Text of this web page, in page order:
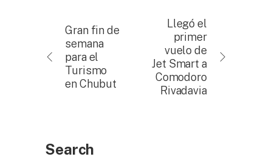
Gran fin de
semana
para el
Turismo
en Chubut
Llegó el
primer
vuelo de
Jet Smart a
Comodoro
Rivadavia
Search